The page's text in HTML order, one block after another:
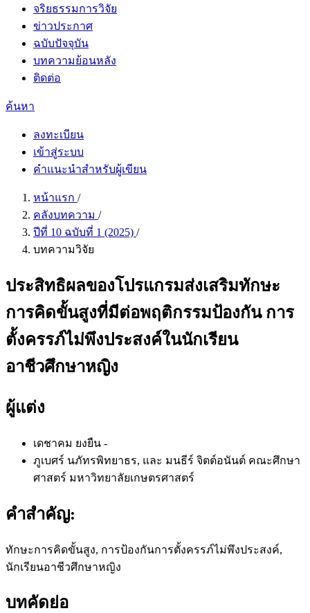
จริยธรรมการวิจัย
ข่าวประกาศ
ฉบับปัจจุบัน
บทความย้อนหลัง
ติดต่อ
ค้นหา
ลงทะเบียน
เข้าสู่ระบบ
คำแนะนำสำหรับผู้เขียน
หน้าแรก /
คลังบทความ /
ปีที่ 10 ฉบับที่ 1 (2025) /
บทความวิจัย
ประสิทธิผลของโปรแกรมส่งเสริมทักษะ
การคิดขั้นสูงที่มีต่อพฤติกรรมป้องกัน การ
ตั้งครรภ์ไม่พึงประสงค์ในนักเรียน
อาชีวศึกษาหญิง
ผู้แต่ง
เดชาคม ยงยืน -
ภูเบศร์ นภัทรพิทยาธร, และ มนธีร์ จิตต์อนันต์ คณะศึกษา
ศาสตร์ มหาวิทยาลัยเกษตรศาสตร์
คำสำคัญ:
ทักษะการคิดขั้นสูง, การป้องกันการตั้งครรภ์ไม่พึงประสงค์,
นักเรียนอาชีวศึกษาหญิง
บทคัดย่อ